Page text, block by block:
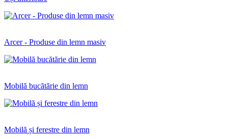
Arcer - Produse din lemn masiv
Mobilă bucătărie din lemn
Mobilă și ferestre din lemn